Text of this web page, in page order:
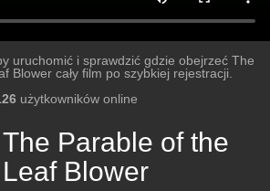
uruchomić i sprawdzić gdzie obejrzeć The
Blower cały film po szybkiej rejestracji.
użytkowników online
The Parable of the
Leaf Blower